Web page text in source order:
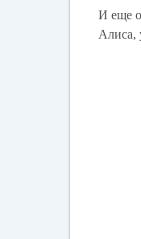
И еще
Алиса,